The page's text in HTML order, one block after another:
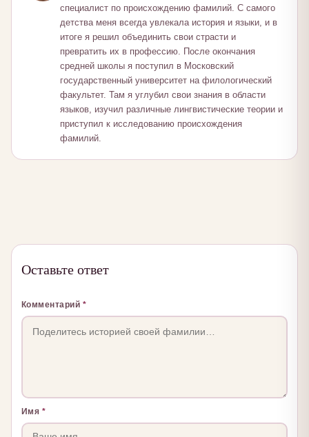
специалист по происхождению фамилий. С самого
детства меня всегда увлекала история и языки, и в
итоге я решил объединить свои страсти и
превратить их в профессию. После окончания
средней школы я поступил в Московский
государственный университет на филологический
факультет. Там я углубил свои знания в области
языков, изучил различные лингвистические теории и
приступил к исследованию происхождения
фамилий.
Оставьте ответ
Комментарий *
Имя *